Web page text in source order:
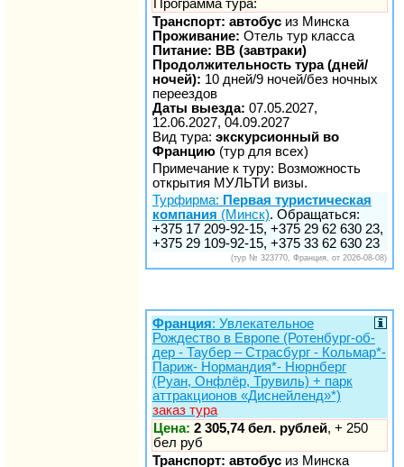
Программа тура:
Транспорт: автобус из Минска
Проживание: Отель тур класса
Питание: BB (завтраки)
Продолжительность тура (дней/
ночей): 10 дней/9 ночей/без ночных
переездов
Даты выезда: 07.05.2027,
12.06.2027, 04.09.2027
Вид тура: экскурсионный во
Францию (тур для всех)
Примечание к туру: Возможность
открытия МУЛЬТИ визы.
Турфирма: Первая туристическая
компания (Минск). Обращаться:
+375 17 209-92-15, +375 29 62 630 23,
+375 29 109-92-15, +375 33 62 630 23
(тур № 323770, Франция, от 2026-08-08)
Франция: Увлекательное
Рождество в Европе (Ротенбург-об-
дер - Таубер – Страсбург - Кольмар*-
Париж- Нормандия*- Нюрнберг
(Руан, Онфлёр, Трувиль) + парк
аттракционов «Диснейленд»*)
заказ тура
Цена: 2 305,74 бел. рублей, + 250
бел руб
Транспорт: автобус из Минска